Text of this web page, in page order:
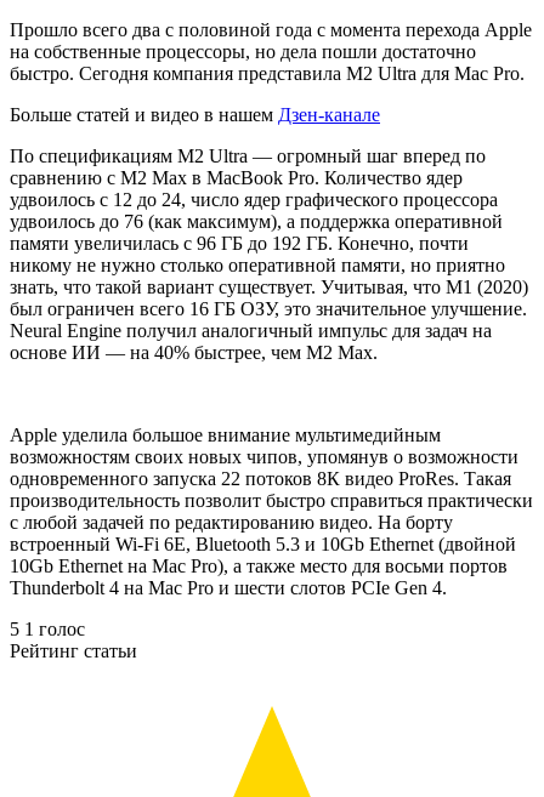
Прошло всего два с половиной года с момента перехода Apple
на собственные процессоры, но дела пошли достаточно
быстро. Сегодня компания представила M2 Ultra для Mac Pro.
Больше статей и видео в нашем Дзен-канале
По спецификациям M2 Ultra — огромный шаг вперед по
сравнению с M2 Max в MacBook Pro. Количество ядер
удвоилось с 12 до 24, число ядер графического процессора
удвоилось до 76 (как максимум), а поддержка оперативной
памяти увеличилась с 96 ГБ до 192 ГБ. Конечно, почти
никому не нужно столько оперативной памяти, но приятно
знать, что такой вариант существует. Учитывая, что M1 (2020)
был ограничен всего 16 ГБ ОЗУ, это значительное улучшение.
Neural Engine получил аналогичный импульс для задач на
основе ИИ — на 40% быстрее, чем M2 Max.
Apple уделила большое внимание мультимедийным
возможностям своих новых чипов, упомянув о возможности
одновременного запуска 22 потоков 8К видео ProRes. Такая
производительность позволит быстро справиться практически
с любой задачей по редактированию видео. На борту
встроенный Wi-Fi 6E, Bluetooth 5.3 и 10Gb Ethernet (двойной
10Gb Ethernet на Mac Pro), а также место для восьми портов
Thunderbolt 4 на Mac Pro и шести слотов PCIe Gen 4.
5 1 голос
Рейтинг статьи